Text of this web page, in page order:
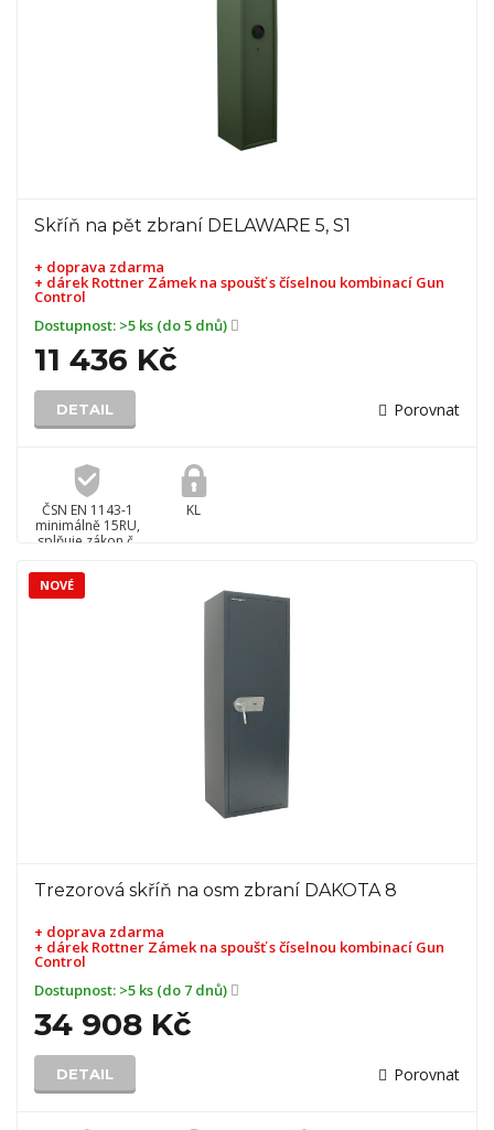
Skříň na pět zbraní DELAWARE 5, S1
+ doprava zdarma
+ dárekRottner Zámek na spoušť s číselnou kombinací Gun
Control
Dostupnost: >5 ks (do 5 dnů)
11 436 Kč
DETAIL Porovnat
ČSN EN 1143-1
minimálně 15RU,
splňuje zákon č.
KL
Trezorová skříň na osm zbraní DAKOTA 8
+ doprava zdarma
+ dárekRottner Zámek na spoušť s číselnou kombinací Gun
Control
Dostupnost: >5 ks (do 7 dnů)
34 908 Kč
DETAIL Porovnat
NOVÉ